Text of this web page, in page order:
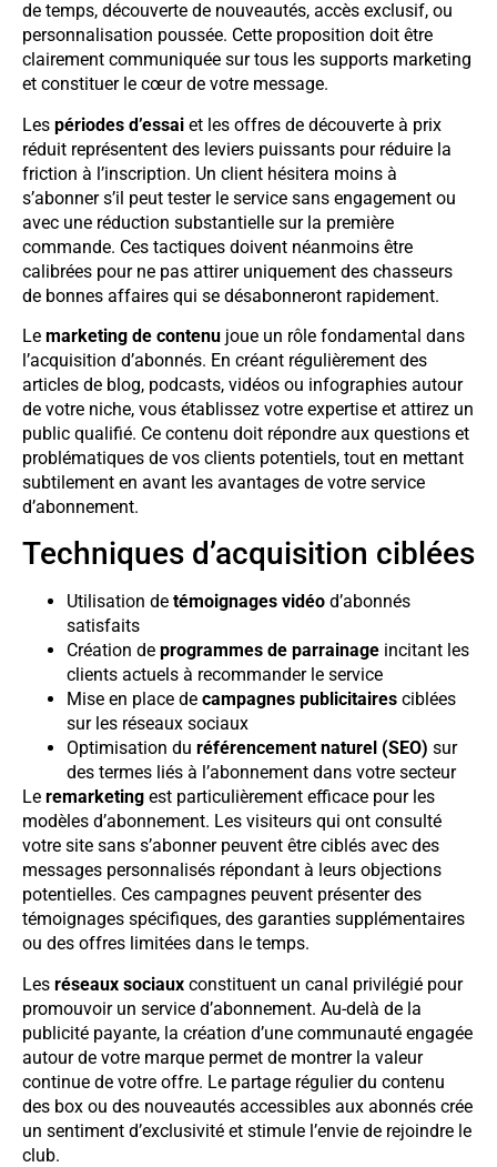
de temps, découverte de nouveautés, accès exclusif, ou
personnalisation poussée. Cette proposition doit être
clairement communiquée sur tous les supports marketing
et constituer le cœur de votre message.
Les périodes d’essai et les offres de découverte à prix
réduit représentent des leviers puissants pour réduire la
friction à l’inscription. Un client hésitera moins à
s’abonner s’il peut tester le service sans engagement ou
avec une réduction substantielle sur la première
commande. Ces tactiques doivent néanmoins être
calibrées pour ne pas attirer uniquement des chasseurs
de bonnes affaires qui se désabonneront rapidement.
Le marketing de contenu joue un rôle fondamental dans
l’acquisition d’abonnés. En créant régulièrement des
articles de blog, podcasts, vidéos ou infographies autour
de votre niche, vous établissez votre expertise et attirez un
public qualifié. Ce contenu doit répondre aux questions et
problématiques de vos clients potentiels, tout en mettant
subtilement en avant les avantages de votre service
d’abonnement.
Techniques d’acquisition ciblées
Utilisation de témoignages vidéo d’abonnés
satisfaits
Création de programmes de parrainage incitant les
clients actuels à recommander le service
Mise en place de campagnes publicitaires ciblées
sur les réseaux sociaux
Optimisation du référencement naturel (SEO) sur
des termes liés à l’abonnement dans votre secteur
Le remarketing est particulièrement efficace pour les
modèles d’abonnement. Les visiteurs qui ont consulté
votre site sans s’abonner peuvent être ciblés avec des
messages personnalisés répondant à leurs objections
potentielles. Ces campagnes peuvent présenter des
témoignages spécifiques, des garanties supplémentaires
ou des offres limitées dans le temps.
Les réseaux sociaux constituent un canal privilégié pour
promouvoir un service d’abonnement. Au-delà de la
publicité payante, la création d’une communauté engagée
autour de votre marque permet de montrer la valeur
continue de votre offre. Le partage régulier du contenu
des box ou des nouveautés accessibles aux abonnés crée
un sentiment d’exclusivité et stimule l’envie de rejoindre le
club.